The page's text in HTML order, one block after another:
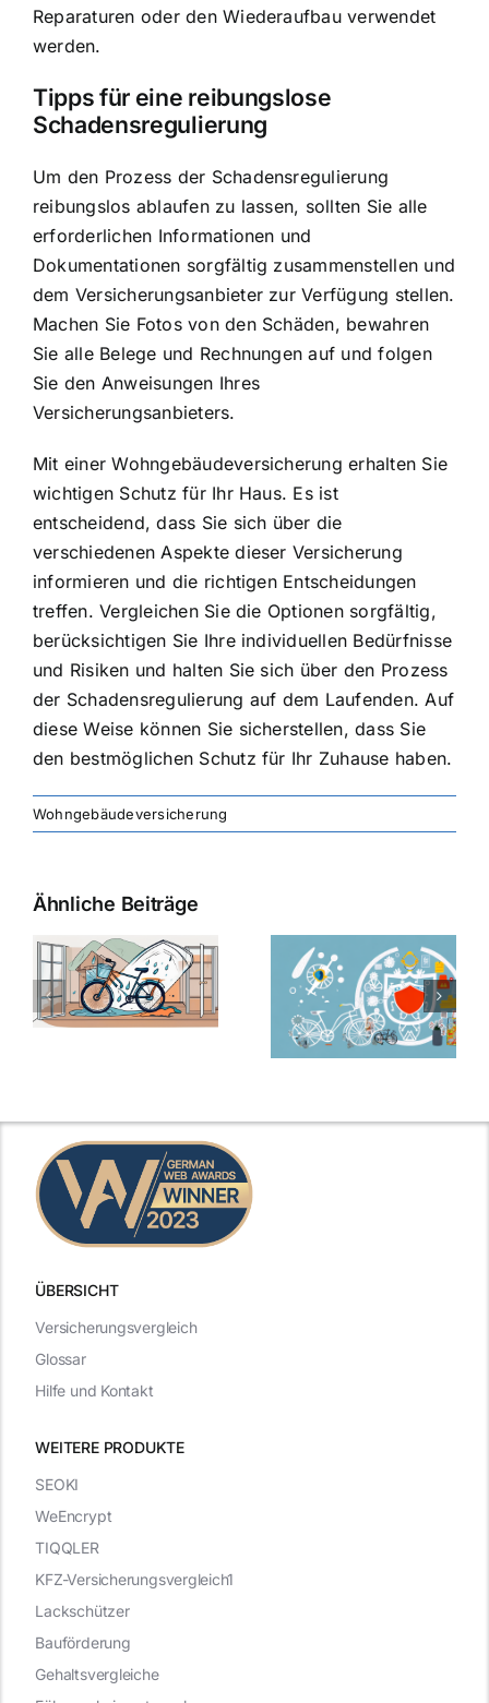
Reparaturen oder den Wiederaufbau verwendet
werden.
Tipps für eine reibungslose
Schadensregulierung
Um den Prozess der Schadensregulierung
reibungslos ablaufen zu lassen, sollten Sie alle
erforderlichen Informationen und
Dokumentationen sorgfältig zusammenstellen und
dem Versicherungsanbieter zur Verfügung stellen.
Machen Sie Fotos von den Schäden, bewahren
Sie alle Belege und Rechnungen auf und folgen
Sie den Anweisungen Ihres
Versicherungsanbieters.
Mit einer Wohngebäudeversicherung erhalten Sie
wichtigen Schutz für Ihr Haus. Es ist
entscheidend, dass Sie sich über die
verschiedenen Aspekte dieser Versicherung
informieren und die richtigen Entscheidungen
treffen. Vergleichen Sie die Optionen sorgfältig,
berücksichtigen Sie Ihre individuellen Bedürfnisse
und Risiken und halten Sie sich über den Prozess
der Schadensregulierung auf dem Laufenden. Auf
diese Weise können Sie sicherstellen, dass Sie
den bestmöglichen Schutz für Ihr Zuhause haben.
Wohngebäudeversicherung
Ähnliche Beiträge
ÜBERSICHT
WEITERE PRODUKTE
Versicherungsvergleich
Glossar
Hilfe und Kontakt
SEOKI
WeEncrypt
TIQQLER
KFZ-Versicherungsvergleich1
Lackschützer
Bauförderung
Gehaltsvergleiche